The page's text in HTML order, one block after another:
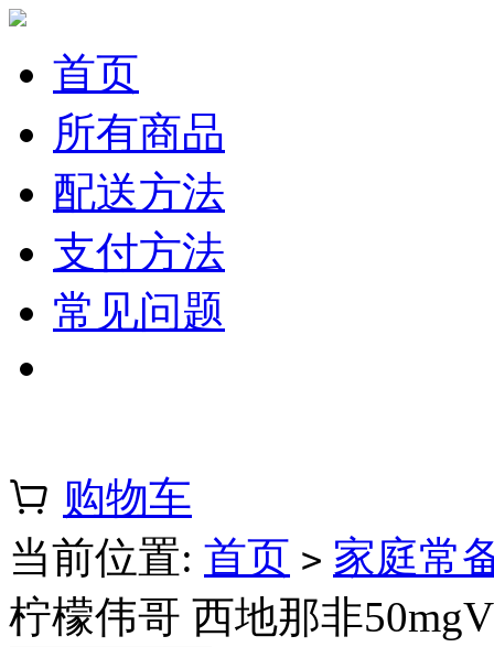
首页
所有商品
配送方法
支付方法
常见问题
购物车
当前位置: 首页 > 家庭常
柠檬伟哥 西地那非